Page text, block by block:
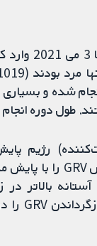
دوره انجام این